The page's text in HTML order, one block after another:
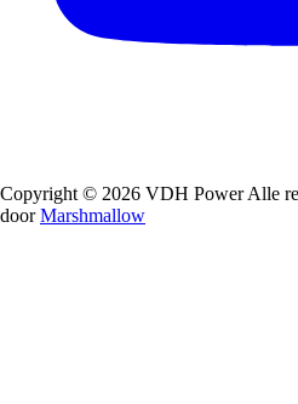
Copyright © 2026 VDH Power Alle
doorMarshmallow